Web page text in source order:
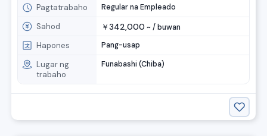
Pagtatrabaho Regular na Empleado
Sahod ￥342,000 ~ /buwan
Hapones Pang-usap
Lugar ng
trabaho
Funabashi (Chiba)